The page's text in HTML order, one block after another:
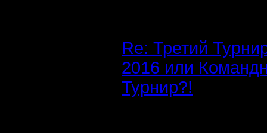
Re: Третий
2016 или
Турнир?!